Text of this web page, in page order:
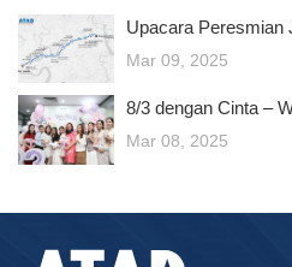
Upacara Peresmian
Mar 09, 2025
8/3 dengan Cinta –
Mar 08, 2025